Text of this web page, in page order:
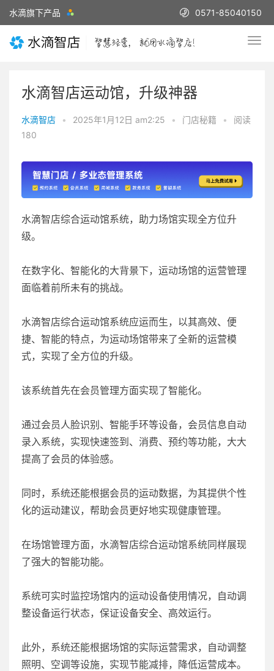
水滴旗下产品 0571-85040150
水滴智店运动馆，升级神器
水滴智店 • 2025年1月12日 am2:25 • 门店秘籍 •
阅读
180
水滴智店综合运动馆系统，助力场馆实现全方位升
级。
在数字化、智能化的大背景下，运动场馆的运营管理
面临着前所未有的挑战。
水滴智店综合运动馆系统应运而生，以其高效、便
捷、智能的特点，为运动场馆带来了全新的运营模
式，实现了全方位的升级。
该系统首先在会员管理方面实现了智能化。
通过会员人脸识别、智能手环等设备，会员信息自动
录入系统，实现快速签到、消费、预约等功能，大大
提高了会员的体验感。
同时，系统还能根据会员的运动数据，为其提供个性
化的运动建议，帮助会员更好地实现健康管理。
在场馆管理方面，水滴智店综合运动馆系统同样展现
了强大的智能功能。
系统可实时监控场馆内的运动设备使用情况，自动调
整设备运行状态，保证设备安全、高效运行。
此外，系统还能根据场馆的实际运营需求，自动调整
照明、空调等设施，实现节能减排，降低运营成本。